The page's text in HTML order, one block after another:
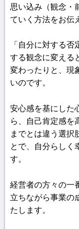
思い込み（観念・
ていく方法をお伝
「自分に対する
する観念に変える
変わったりと、現
いのです。
安心感を基にした
ら、自己肯定感を
までとは違う選択
とで、自分らしく
す。
経営者の方々の一
立ちながら事業の
たします。